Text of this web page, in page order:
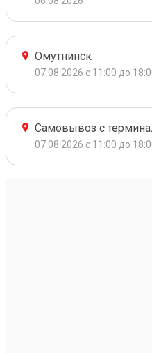
Омутнинск
07.08.2026 с 11:00 до
Самовывоз с
07.08.2026 с 11:00 до